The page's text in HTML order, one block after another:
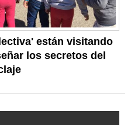
están visitando
los secretos del